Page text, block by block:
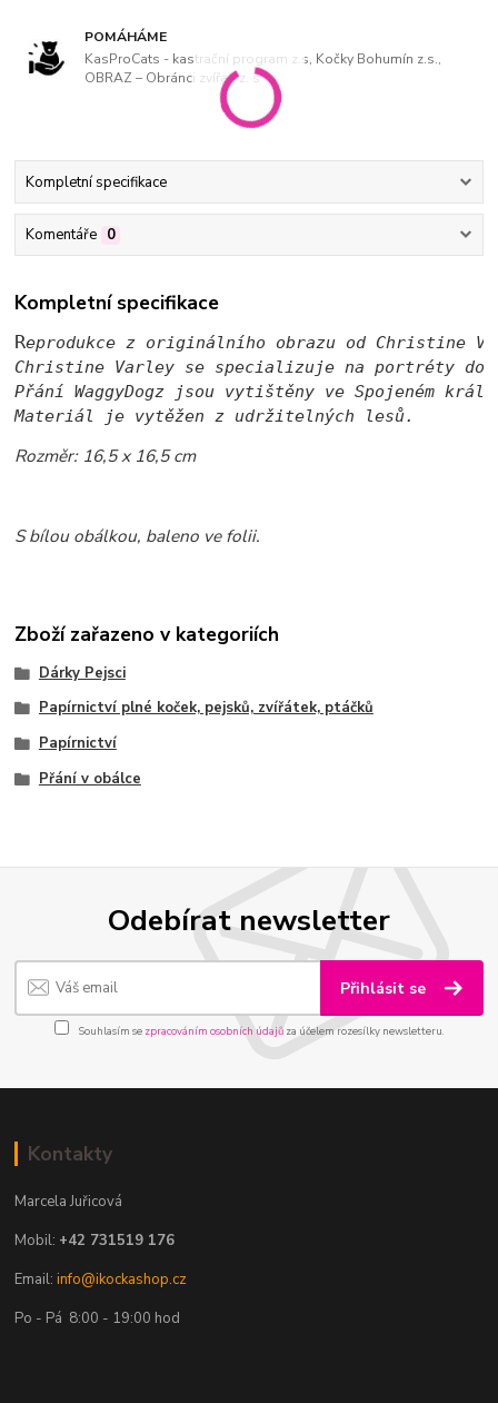
POMÁHÁME
KasProCats - kastrační program z.s, Kočky Bohumín z.s.,
OBRAZ – Obránci zvířat, z. s
Kompletní specifikace
Komentáře 0
Kompletní specifikace
Reprodukce z originálního obrazu od Christine
Christine Varley se specializuje na portréty
Přání WaggyDogz jsou vytištěny ve Spojeném
Materiál je vytěžen z udržitelných lesů.
Rozměr: 16,5 x 16,5 cm
S bílou obálkou, baleno ve folii.
Zboží zařazeno v kategoriích
Dárky Pejsci
Papírnictví plné koček, pejsků, zvířátek, ptáčků
Papírnictví
Přání v obálce
Odebírat newsletter
Přihlásit se
Souhlasím se zpracováním osobních údajůza účelem rozesílky newsletteru.
Kontakty
Marcela Juřicová
Mobil: +42 731519 176
Email:info@ikockashop.cz
Po - Pá 8:00 - 19:00 hod